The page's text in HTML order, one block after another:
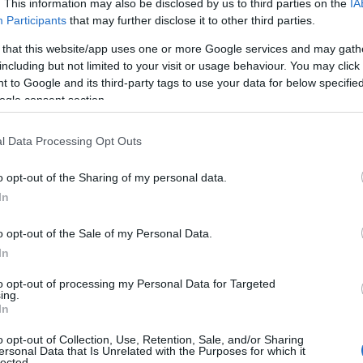
This information may also be disclosed by us to third parties on the
Participants that may further disclose it to other third parties.
that this website/app uses one or more Google services and may
but not limited to your visit or usage behaviour. You may
to Google and its third-party tags to use your data for below
consent section.
Data Processing Opt Outs
opt-out of the Sharing of my personal data.
opt-out of the Sale of my Personal Data.
opt-out of processing my Personal Data for Targeted
opt-out of Collection, Use, Retention, Sale, and/or Sharing
Data that Is Unrelated with the Purposes for which it
dat zich in het oog van een politieke storm
in El Salvador, waar Bitcoinde status van
er een nieuw wetsvoorstel in de Verenigde Staten,
dat oproept tot een grondig onderzoek naar het
wetgeving met zich meegebracht?
van dit verhaal, dat de werelden van
elkaar verbindt.
in?
heeft als doel de autoriteiten te dwingen
de loep te nemen. De senatoren beweren dat deze
onduidelijke sancties te omzeilen. Maar wat zijn de
hoe past dit in de bredere politieke context? De